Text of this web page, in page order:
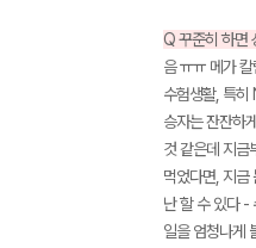
Q 꾸준히 하면
음 ㅠㅠ 메가
수험생활, 특히
승자는 잔잔하
것 같은데 지금
먹었다면, 지금
난 할 수 있다 -
일을 엄청나게